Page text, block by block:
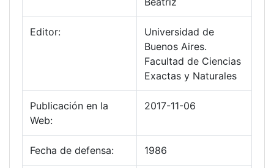
Editor:
Universidad de
Buenos Aires.
Facultad de Ciencias
Exactas y Naturales
Publicación en la
Web:
2017-11-06
Fecha de defensa: 1986